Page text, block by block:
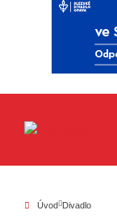
Úvod Divadlo